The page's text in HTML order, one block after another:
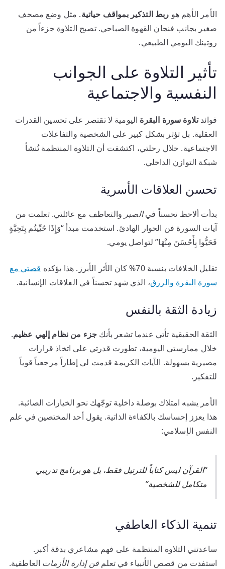
الأمر الأهم هو ربط التذكير بمواقف حياتية. مثل وضع مصحف
صغير بجانب فنجان القهوة الصباحي. تصبح التلاوة جزءاً من
روتينك اليومي الطبيعي.
تأثير التلاوة على الجوانب
النفسية والاجتماعية
فوائدتلاوة سورة البقرة اليومية لا تقتصر على تحسين القدرات
العقلية. بل تؤثر بشكل كبير على الشخصية والتفاعلات
الاجتماعية. خلال رحلتي، اكتشفت أن التلاوة المنتظمة تُنشأ
شبكة التوازن الداخلي.
تحسن العلاقات الأسرية
بدأت ألاحظ تحسناً فيالصبر والتعاطف مع عائلتي. تعلمت من
آيات السورة فن الحوار الهادئ. استخدمت مبدأ “وَإِذَا حُيِّيتُم بِتَحِيَّةٍ
فَحَيُّوا بِأَحْسَنَ مِنْهَا” لتواصل يومي.
تقليل الخلافات بنسبة 70% كان الأثر الأبرز. هذا يؤكده
قصتي مع
سورة البقرة والرزق، الذي شهد تحسناً في العلاقات الإنسانية.
زيادة الثقة بالنفس
الثقة الحقيقية تأتي عندما تشعر بأنك جزء من نظام إلهي عظيم.
خلال ممارستي اليومية، تطورت قدرتي على اتخاذ قرارات
مصيرية بسهولة. الآيات الكريمة قدمت لي إطاراً مرجعياً قوياً
للتفكير.
الأمر يشبه امتلاك بوصلة داخلية توجّهك نحو الخيارات الصائبة.
هذا يعزز إحساسك بالكفاءة الذاتية. يقول أحد المختصين في علم
النفس الإسلامي:
“القرآن ليس كتاباً للترتيل فقط، بل هو برنامج تدريبي
متكامل للشخصية”
تنمية الذكاء العاطفي
ساعدتني التلاوة المنتظمة على فهم مشاعري بدقة أكبر.
استفدت من قصص الأنبياء في تعلم فن إدارة الأزمات العاطفية.